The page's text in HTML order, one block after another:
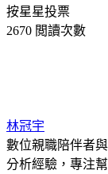
按星星投票
2670 閲讀次數
林冠宇
數位親職陪伴者
分析經驗，專注